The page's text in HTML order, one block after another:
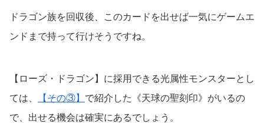
ドラゴン族を回収後、このカードを出せば一気にゲームエ
ンドまで持って行けそうですね。
【ローズ・ドラゴン】に採用できる光属性モンスターとし
ては、
【その③】 で紹介した《天球の聖刻印》がいるの
で、出せる機会は確実にあるでしょう。